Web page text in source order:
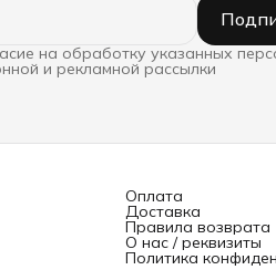
на обработку указанных
и рекламной рассылки
Оплата
Доставка
Правила возврата
О нас / реквизиты
Политика